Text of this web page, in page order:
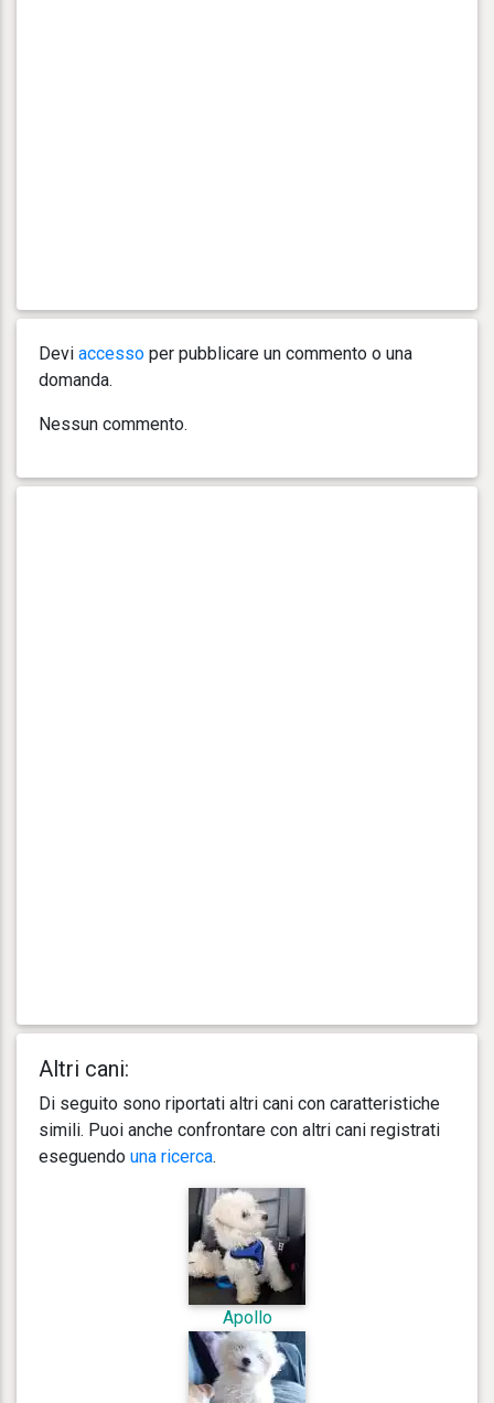
Devi accesso per pubblicare un commento o una
domanda.
Nessun commento.
Altri cani:
Di seguito sono riportati altri cani con caratteristiche
simili. Puoi anche confrontare con altri cani registrati
eseguendo una ricerca.
Apollo